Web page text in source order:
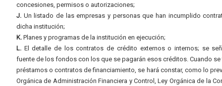
concesiones, permisos o autorizaciones;
J. Un listado de las empresas y personas que han incumplido
dicha institución;
K. Planes y programas de la institución en ejecución;
L. El detalle de los contratos de crédito externos o internos; se
fuente de los fondos con los que se pagarán esos créditos. Cuando se
préstamos o contratos de financiamiento, se hará constar, como lo
Orgánica de Administración Financiera y Control, Ley Orgánica de la